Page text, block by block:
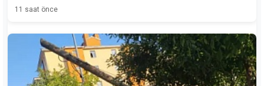
11 saat önce